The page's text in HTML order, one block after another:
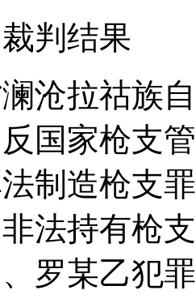
判结果
拉祜族自
国家枪支
制造枪支
法持有枪
罗某乙犯